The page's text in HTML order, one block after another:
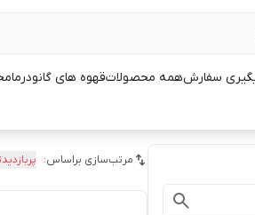
سفارشهمه محصولاتقهوه های گانودرما
مرتب‌سازی براساس: